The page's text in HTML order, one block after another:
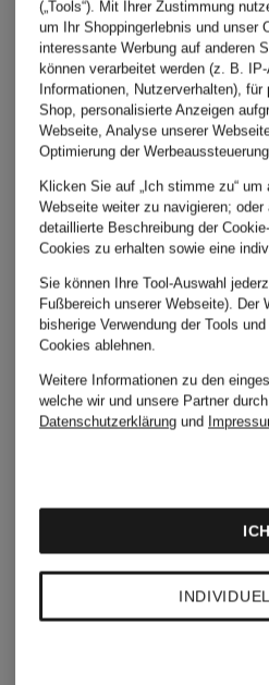
Sneaker
LOW
Bestpreis:
129,19 €
190 €
(„Tools“). Mit Ihrer Zustimmung
um Ihr Shoppingerlebnis und unser
interessante Werbung auf anderen
können verarbeitet werden (z. B.
Informationen, Nutzerverhalten),
Shop, personalisierte Anzeigen
Webseite, Analyse unserer
Optimierung der
Klicken Sie auf „Ich stimme zu“
Webseite weiter zu navigieren;
detaillierte Beschreibung der
Cookies zu erhalten sowie eine
Sie können Ihre Tool-Auswahl
Fußbereich unserer Webseite). Der
bisherige Verwendung der Tools
Cookies ablehnen.
Weitere Informationen zu den
welche wir und unsere Partner
Datenschutzerklärung und